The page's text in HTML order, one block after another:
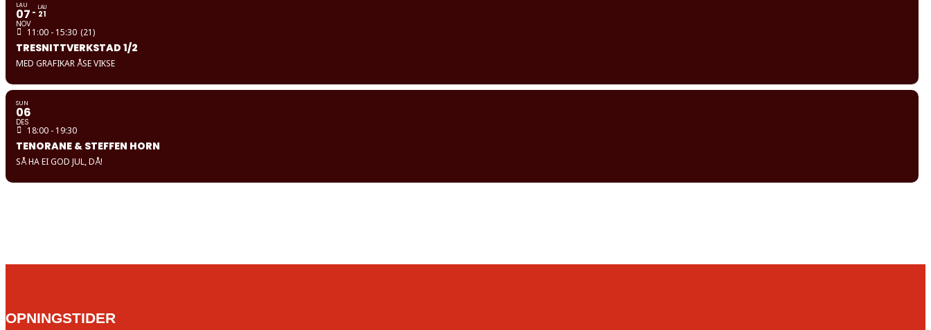
LAU
07
NOV
LAU
21
11:00 - 15:30 (21)
TRESNITTVERKSTAD 1/2
MED GRAFIKAR ÅSE VIKSE
SUN
06
DES
18:00 - 19:30
TENORANE & STEFFEN HORN
SÅ HA EI GOD JUL, DÅ!
OPNINGSTIDER